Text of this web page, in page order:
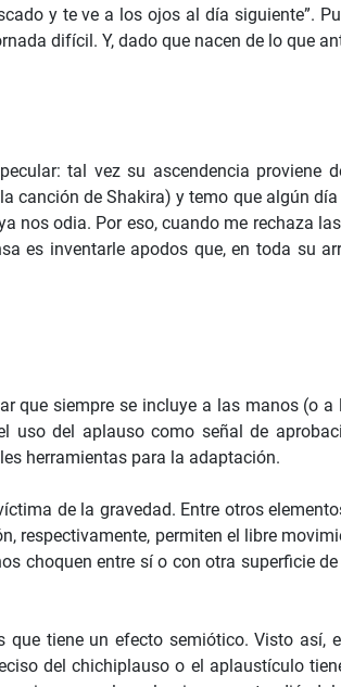
y te ve a los ojos al día siguiente”.
difícil. Y, dado que nacen de lo que
tal vez su ascendencia proviene
de Shakira) y temo que algún
nos odia. Por eso, cuando me rechaza
es inventarle apodos que, en toda su
que siempre se incluye a las manos (o
uso del aplauso como señal de
herramientas para la adaptación.
de la gravedad. Entre otros
permiten el libre
choquen entre sí o con otra superficie
tiene un efecto semiótico. Visto así,
del chichiplauso o el aplaustículo